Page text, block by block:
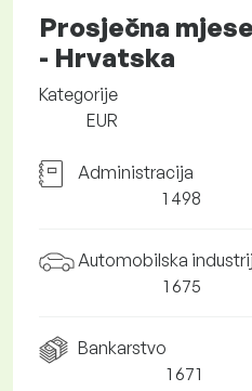
Prosječna
- Hrvatska
Kategorije
EUR
Administracija
1 498
Automobilska
1 675
Bankarstvo
1 671